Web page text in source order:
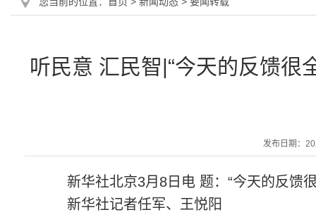
听民意 汇民智|“今天的反馈
发布日期：
新华社北京3月8日电 题：“今天的反
新华社记者任军、王悦阳